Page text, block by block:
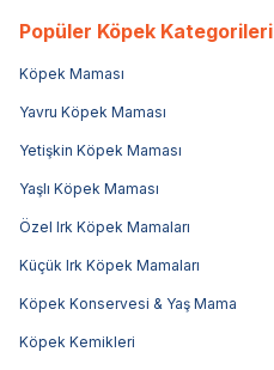
Popüler Köpek Kategorileri
Köpek Maması
Yavru Köpek Maması
Yetişkin Köpek Maması
Yaşlı Köpek Maması
Özel Irk Köpek Mamaları
Küçük Irk Köpek Mamaları
Köpek Konservesi & Yaş Mama
Köpek Kemikleri